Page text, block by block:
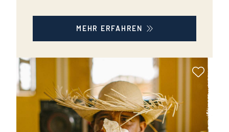
MEHR ERFAHREN
Als